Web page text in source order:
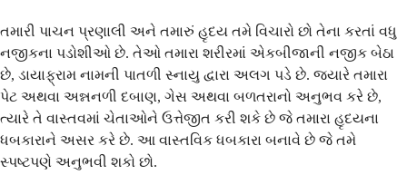
તમારી પાચન પ્રણાલી અને તમારું હૃદય તમે વિચારો છો તેના કરતાં વધુ
નજીકના પડોશીઓ છે. તેઓ તમારા શરીરમાં એકબીજાની નજીક બેઠા
છે, ડાયાફ્રામ નામની પાતળી સ્નાયુ દ્વારા અલગ પડે છે. જ્યારે તમારા
પેટ અથવા અન્નનળી દબાણ, ગેસ અથવા બળતરાનો અનુભવ કરે છે,
ત્યારે તે વાસ્તવમાં ચેતાઓને ઉત્તેજીત કરી શકે છે જે તમારા હૃદયના
ધબકારાને અસર કરે છે. આ વાસ્તવિક ધબકારા બનાવે છે જે તમે
સ્પષ્ટપણે અનુભવી શકો છો.